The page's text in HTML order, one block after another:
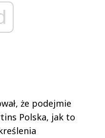
że podejmie
Polska, jak to